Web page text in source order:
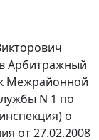
Арбитражный
к Межрайонной
N 1 по
о
от 27.02.2008